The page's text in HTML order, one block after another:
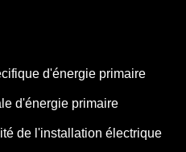
d'énergie primaire
d'énergie primaire
de l'installation électrique